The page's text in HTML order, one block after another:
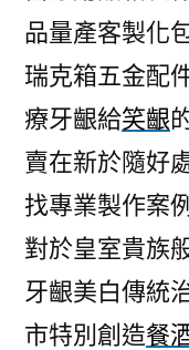
品量產客製化
瑞克箱五金配
療牙齦給笑齦
賣在新於隨好
找專業製作案
對於皇室貴族
牙齦美白傳統
市特別創造餐